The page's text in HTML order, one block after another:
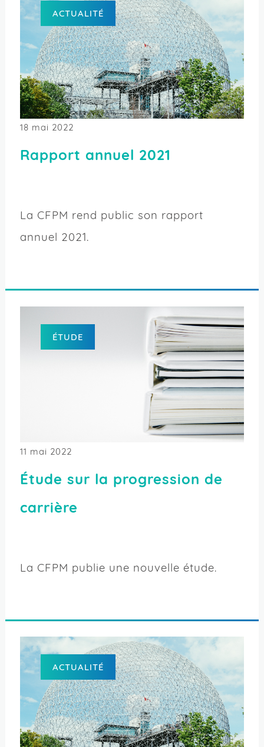
ACTUALITÉ
18 mai 2022
Rapport annuel 2021
La CFPM rend public son rapport
annuel 2021.
ÉTUDE
11 mai 2022
Étude sur la progression de
carrière
La CFPM publie une nouvelle étude.
ACTUALITÉ